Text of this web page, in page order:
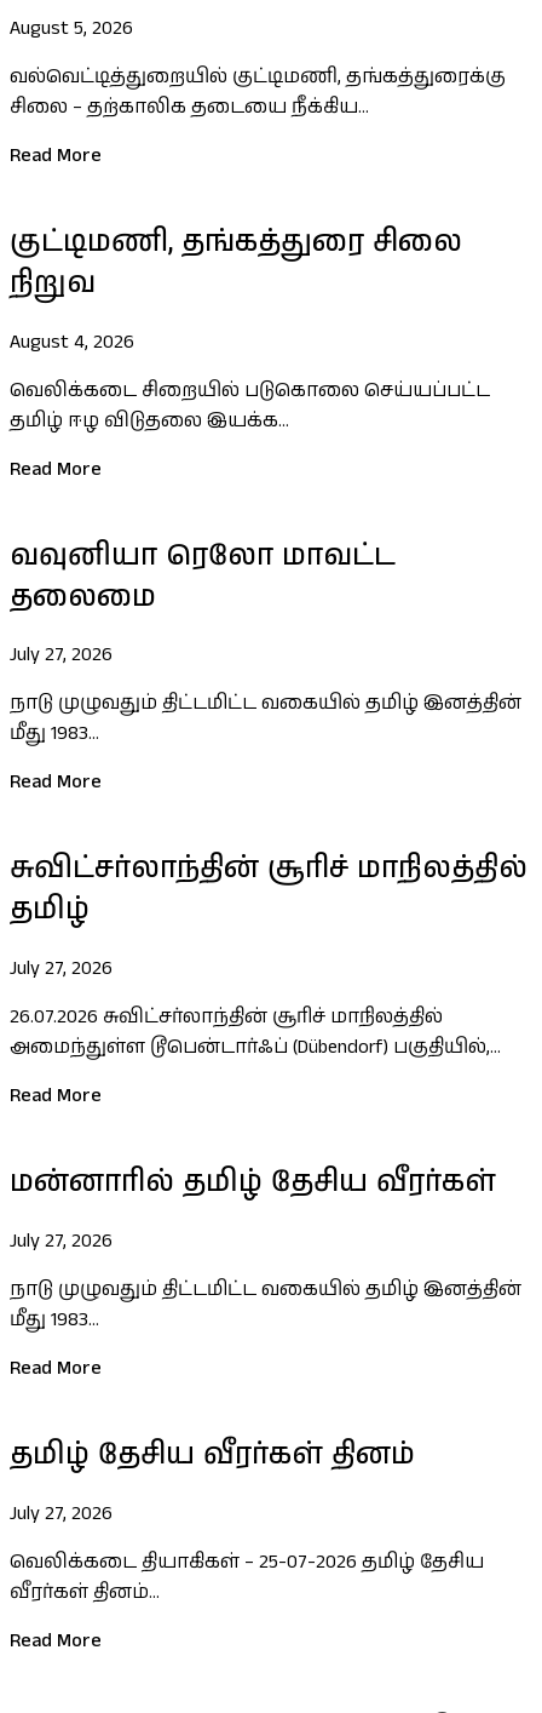
August 5, 2026
வல்வெட்டித்துறையில் குட்டிமணி, தங்கத்துரைக்கு
சிலை – தற்காலிக தடையை நீக்கிய...
Read More
குட்டிமணி, தங்கத்துரை சிலை
நிறுவ
August 4, 2026
வெலிக்கடை சிறையில் படுகொலை செய்யப்பட்ட
தமிழ் ஈழ விடுதலை இயக்க...
Read More
வவுனியா ரெலோ மாவட்ட
தலைமை
July 27, 2026
நாடு முழுவதும் திட்டமிட்ட வகையில் தமிழ் இனத்தின்
மீது 1983...
Read More
சுவிட்சர்லாந்தின் சூரிச் மாநிலத்தில்
தமிழ்
July 27, 2026
26.07.2026 சுவிட்சர்லாந்தின் சூரிச் மாநிலத்தில்
அமைந்துள்ள டூபென்டார்ஃப் (Dübendorf) பகுதியில்,...
Read More
மன்னாரில் தமிழ் தேசிய வீரர்கள்
July 27, 2026
நாடு முழுவதும் திட்டமிட்ட வகையில் தமிழ் இனத்தின்
மீது 1983...
Read More
தமிழ் தேசிய வீரர்கள் தினம்
July 27, 2026
வெலிக்கடை தியாகிகள் – 25-07-2026 தமிழ் தேசிய
வீரர்கள் தினம்...
Read More